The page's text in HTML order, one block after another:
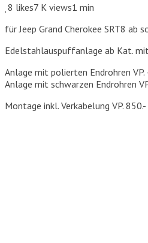
8 likes7 K views1 min
für Jeep Grand Cherokee SRT8 ab
Edelstahlauspuffanlage ab Kat.
Anlage mit polierten Endrohren VP.
Anlage mit schwarzen Endrohren
Montage inkl. Verkabelung VP. 850.-